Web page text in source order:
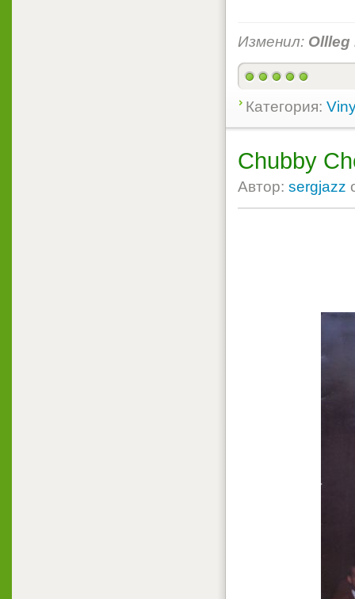
Изменил: Ollleg
Категория:
Chubby
Автор: sergjazz